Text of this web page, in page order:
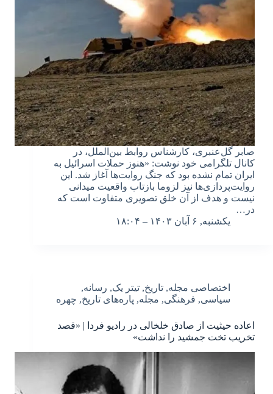
صابر گل‌عنبری، کارشناس روابط بین‌الملل، در
کانال تلگرامی خود نوشت: «هنوز حملات اسرائیل به
ایران تمام نشده بود که جنگ روایت‌ها آغاز شد. این
روایت‌پردازی‌ها نیز لزوما بازتاب واقعیت میدانی
نیست و هدف از آن خلق تصویری متفاوت است که
در…
یکشنبه, ۶ آبان ۱۴۰۳ – ۱۸:۰۴
اختصاصی مجله, تاریخ, تیتر یک, رسانه,
سیاسی, فرهنگی, مجله, پاره‌های تاریخ, چهره
اعاده حیثیت از صادق خلخالی در رادیو فردا | «قصد
تخریب تخت جمشید را نداشت»